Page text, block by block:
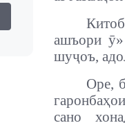
ашъори
шуҷоъ,
Оре,
сано